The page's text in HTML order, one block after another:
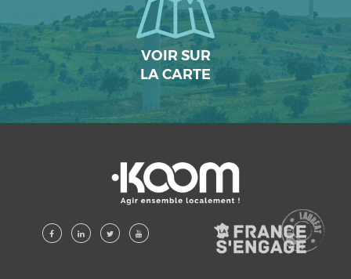
VOIR SUR
LA CARTE